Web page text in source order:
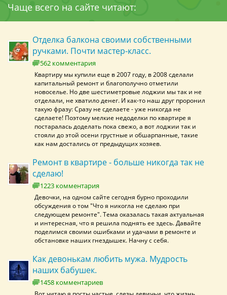
Чаще всего на сайте читают:
Отделка балкона своими собственными
ручками. Почти мастер-класс.
562 комментария
Квартиру мы купили еще в 2007 году, в 2008 сделали
капитальный ремонт и благополучно отметили
новоселье. Но две шестиметровые лоджии мы так и не
отделали, не хватило денег. И как-то наш друг проронил
такую фразу: Сразу не сделаете - уже никогда не
сделаете! Поэтому мелкие недоделки по квартире я
постаралась доделать пока свежо, а вот лоджии так и
стояли до этой осени грустные и обшарпанные, такие
как нам достались от предыдущих хозяев.
Ремонт в квартире - больше никогда так не
сделаю!
1223 комментария
Девочки, на одном сайте сегодня бурно проходили
обсуждения о том "Что я никогла не сделаю при
следующем ремонте". Тема оказалась такая актуальная
и интересная, что я решила поднять ее здесь. Давайте
поделимся своими ошибками и удачами в ремонте и
обстановке наших гнездышек. Начну с себя.
Как девонькам любить мужа. Мудрость
наших бабушек.
1458 комментариев